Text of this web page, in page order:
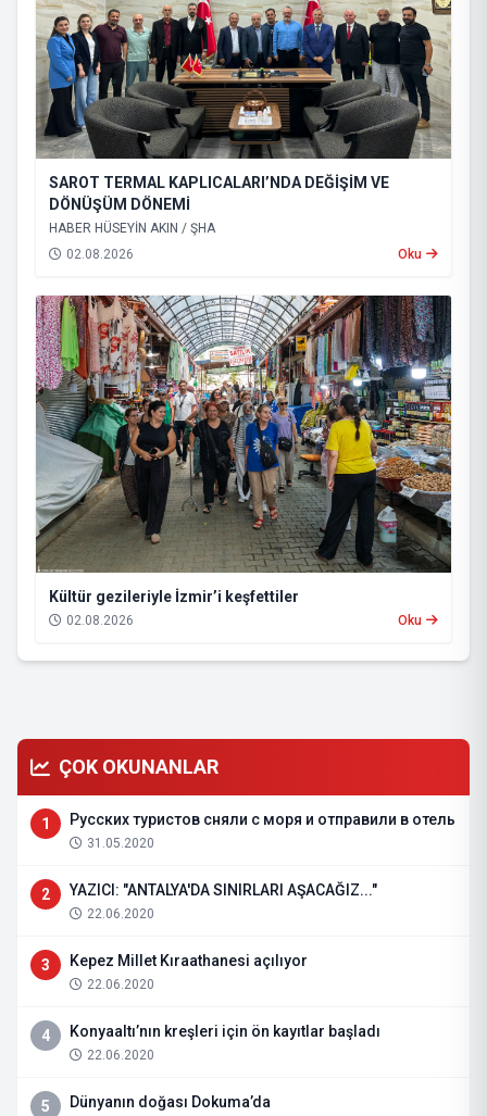
SAROT TERMAL KAPLICALARI’NDA DEĞİŞİM VE
DÖNÜŞÜM DÖNEMİ
HABER HÜSEYİN AKIN / ŞHA
02.08.2026
Oku
Kültür gezileriyle İzmir’i keşfettiler
02.08.2026 Oku
ÇOK OKUNANLAR
1 Русских туристов сняли с моря и отправили в отель
31.05.2020
2 YAZICI: "ANTALYA'DA SINIRLARI AŞACAĞIZ..."
22.06.2020
3 Kepez Millet Kıraathanesi açılıyor
22.06.2020
4 Konyaaltı’nın kreşleri için ön kayıtlar başladı
22.06.2020
5 Dünyanın doğası Dokuma’da